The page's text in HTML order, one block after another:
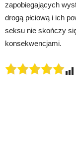
zapobiegających
drogą płciową i ich
seksu nie skończy
konsekwencjami.